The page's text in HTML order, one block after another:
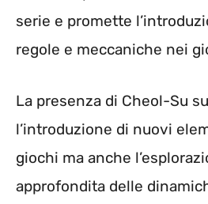
serie e promette
regole e meccaniche nei
La presenza di Cheol-Su
l’introduzione di nuovi
giochi ma anche
approfondita delle